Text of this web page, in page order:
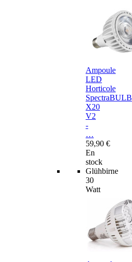
Ampoule
LED
Horticole
SpectraBULB
X20
V2
-
…
59,90 €
En
stock
Glühbirne
30
Watt